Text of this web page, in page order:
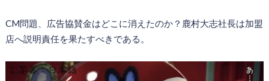
CM問題、広告協賛金はどこに消えたのか？鹿村大志社長は加盟
店へ説明責任を果たすべきである。